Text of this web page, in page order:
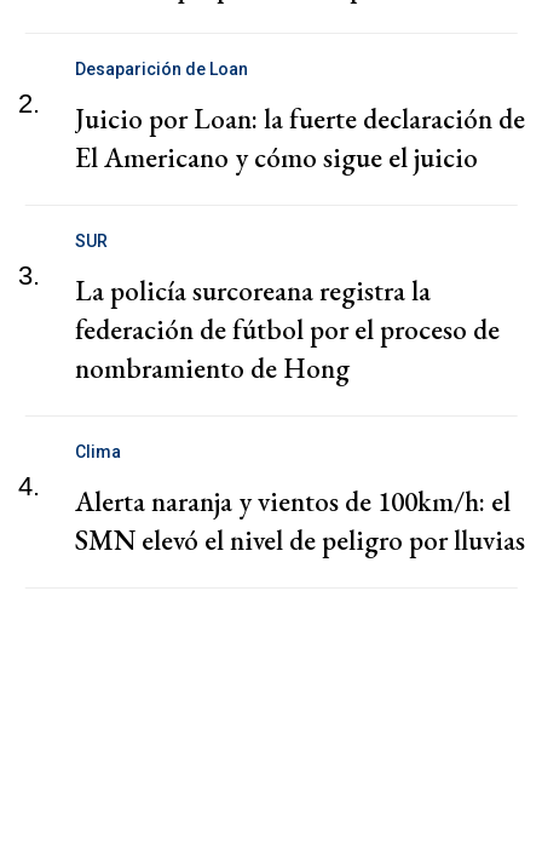
2.
Desaparición de Loan
Juicio por Loan: la fuerte declaración de
El Americano y cómo sigue el juicio
3.
SUR
La policía surcoreana registra la
federación de fútbol por el proceso de
nombramiento de Hong
4.
Clima
Alerta naranja y vientos de 100km/h: el
SMN elevó el nivel de peligro por lluvias